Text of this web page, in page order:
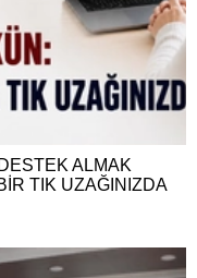
ALMAK
TIK UZAĞINIZDA